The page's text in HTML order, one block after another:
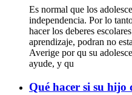
Es normal que los
independencia. Por lo
hacer los deberes
aprendizaje, podran no
Averige por qu su
ayude, y qu
Qué hacer si su hijo